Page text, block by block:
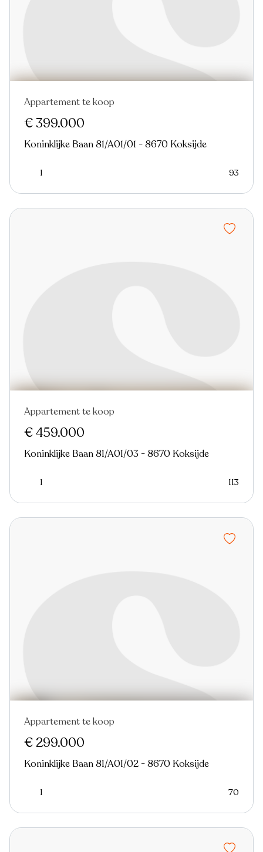
Nieuw
Appartement te koop
€ 399.000
Koninklijke Baan 81/A01/01 - 8670 Koksijde
1 93
Nieuw
Appartement te koop
€ 459.000
Koninklijke Baan 81/A01/03 - 8670 Koksijde
1 113
Nieuw
Appartement te koop
€ 299.000
Koninklijke Baan 81/A01/02 - 8670 Koksijde
1 70